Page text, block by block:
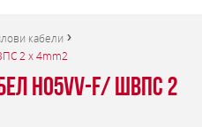
кабели
2 x 4mm2
H05VV-F/ ШВПС 2